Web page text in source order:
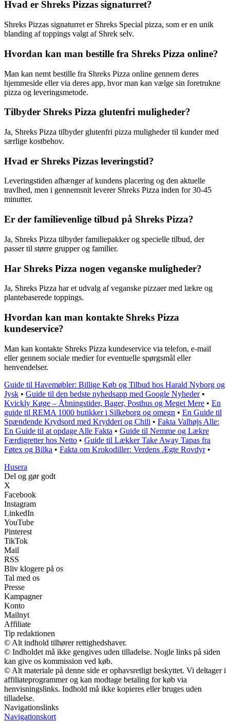
Hvad er Shreks Pizzas signaturret?
Shreks Pizzas signaturret er Shreks Special pizza, som er en unik
blanding af toppings valgt af Shrek selv.
Hvordan kan man bestille fra Shreks Pizza online?
Man kan nemt bestille fra Shreks Pizza online gennem deres
hjemmeside eller via deres app, hvor man kan vælge sin foretrukne
pizza og leveringsmetode.
Tilbyder Shreks Pizza glutenfri muligheder?
Ja, Shreks Pizza tilbyder glutenfri pizza muligheder til kunder med
særlige kostbehov.
Hvad er Shreks Pizzas leveringstid?
Leveringstiden afhænger af kundens placering og den aktuelle
travlhed, men i gennemsnit leverer Shreks Pizza inden for 30-45
minutter.
Er der familievenlige tilbud på Shreks Pizza?
Ja, Shreks Pizza tilbyder familiepakker og specielle tilbud, der
passer til større grupper og familier.
Har Shreks Pizza nogen veganske muligheder?
Ja, Shreks Pizza har et udvalg af veganske pizzaer med lækre og
plantebaserede toppings.
Hvordan kan man kontakte Shreks Pizza
kundeservice?
Man kan kontakte Shreks Pizza kundeservice via telefon, e-mail
eller gennem sociale medier for eventuelle spørgsmål eller
henvendelser.
Guide til Havemøbler: Billige Køb og Tilbud hos Harald Nyborg og
Jysk • Guide til den bedste nyhedsapp med Google Nyheder•
Kvickly Køge – Åbningstider, Bager, Posthus og Meget Mere • En
guide til REMA 1000 butikker i Silkeborg og omegn • En Guide til
Spændende Krydsord med Krydderi og Chili • Fakta Valhøjs Alle:
En Guide til at opdage Alle Fakta • Guide til Nemme og Lækre
Færdigretter hos Netto • Guide til Lækker Take Away Tapas fra
Føtex og Bilka • Fakta om Krokodiller: Verdens Ægte Rovdyr•
Husera
Del og gør godt
X
Facebook
Instagram
LinkedIn
YouTube
Pinterest
TikTok
Mail
RSS
Bliv klogere på os
Tal med os
Presse
Kampagner
Konto
Mailnyt
Affiliate
Tip redaktionen
© Alt indhold tilhører rettighedshaver.
© Indholdet må ikke gengives uden tilladelse. Nogle links på siden
kan give os kommission ved køb.
© Alt materiale på denne side er ophavsretligt beskyttet. Vi deltager i
affiliateprogrammer og kan modtage betaling for køb via
henvisningslinks. Indhold må ikke kopieres eller bruges uden
tilladelse.
Navigationslinks
Navigationskort